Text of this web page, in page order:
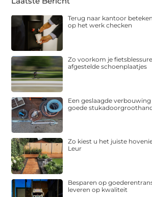
Terug naar kantoor
op het werk checken
Zo voorkom je
afgestelde schoenplaatjes
Een geslaagde
goede
Zo kiest u het juiste
Leur
Besparen op
leveren op kwaliteit